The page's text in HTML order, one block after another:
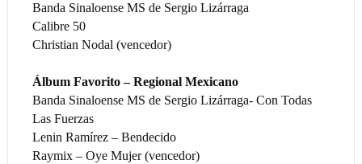
Banda Sinaloense MS de Sergio Lizárraga
Calibre 50
Christian Nodal (vencedor)
Álbum Favorito – Regional Mexicano
Banda Sinaloense MS de Sergio Lizárraga- Con Todas
Las Fuerzas
Lenin Ramírez – Bendecido
Raymix – Oye Mujer (vencedor)